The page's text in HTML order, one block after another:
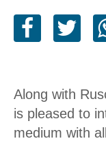
Along with
is pleased to
medium with